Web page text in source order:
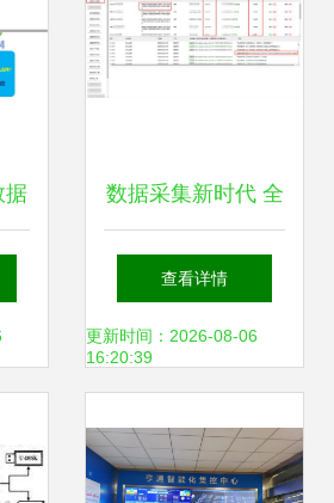
据 数据采集新时代 全
自动采集系统的架
构与实践
查看详情
更新时间：2026-08-06
16:20:39